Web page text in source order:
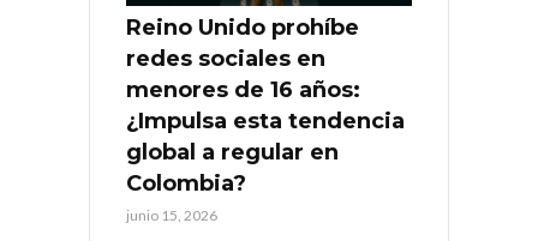
Reino Unido prohíbe
redes sociales en
menores de 16 años:
¿Impulsa esta tendencia
global a regular en
Colombia?
junio 15, 2026